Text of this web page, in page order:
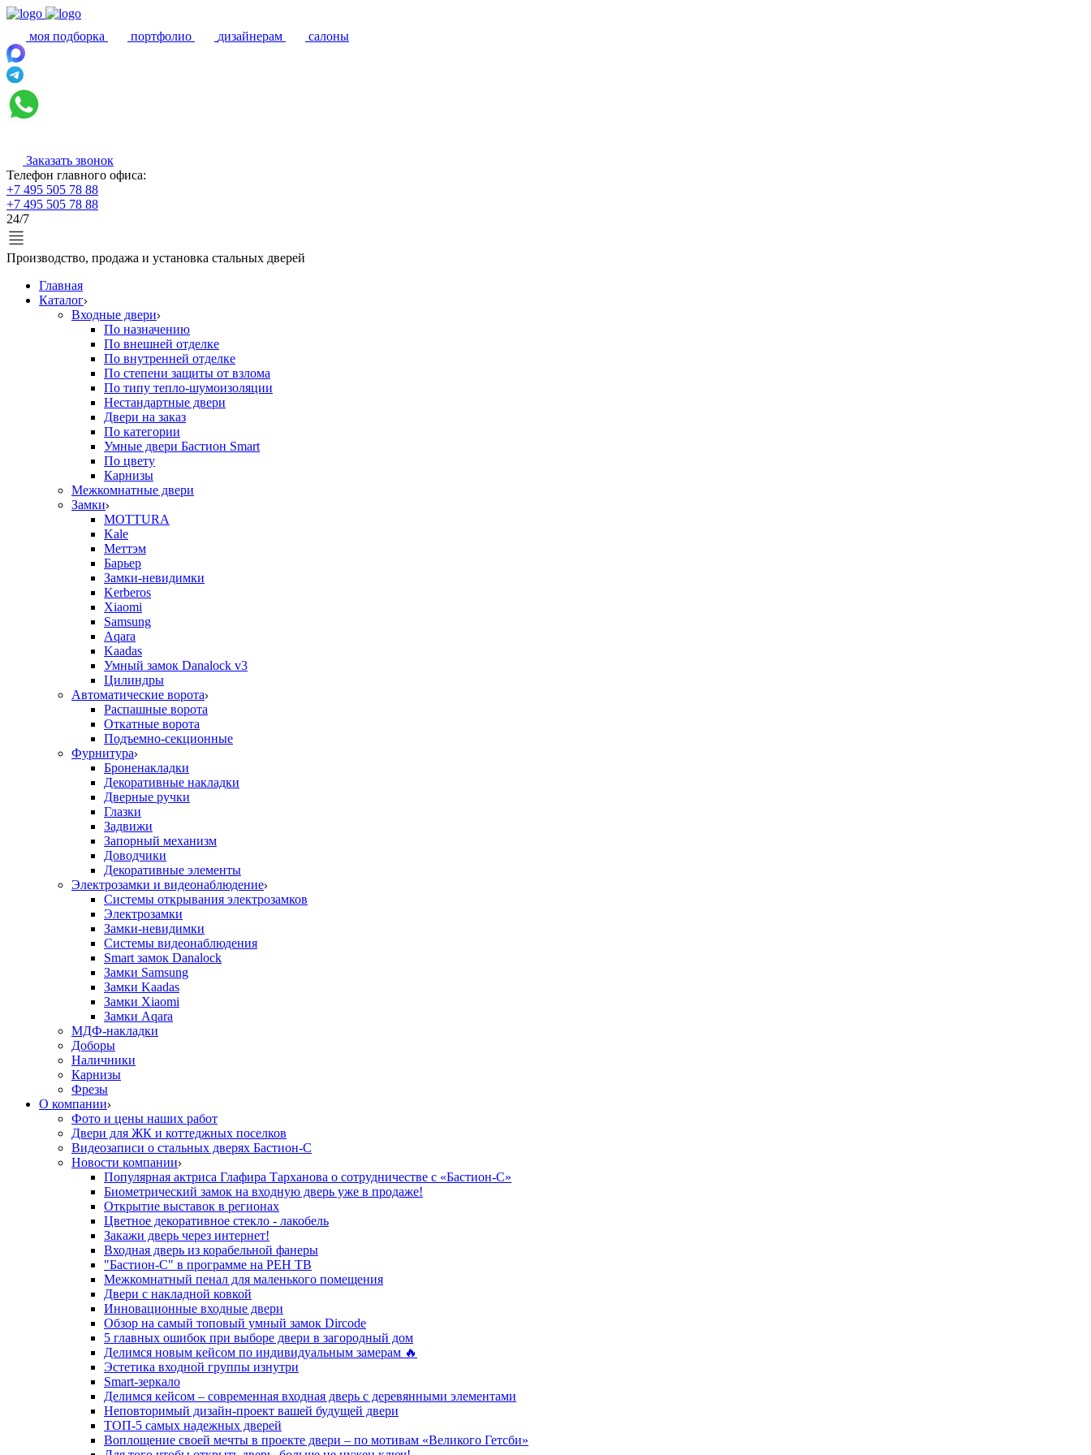
моя подборка портфолио дизайнерам салоны
Заказать звонок
Телефон главного офиса:
+7 495 505 78 88
+7 495 505 78 88
24/7
Производство, продажа и установка стальных дверей
Главная
Каталог
Входные двери
По назначению
По внешней отделке
По внутренней отделке
По степени защиты от взлома
По типу тепло-шумоизоляции
Нестандартные двери
Двери на заказ
По категории
Умные двери Бастион Smart
По цвету
Карнизы
Межкомнатные двери
Замки
MOTTURA
Kale
Меттэм
Барьер
Замки-невидимки
Kerberos
Xiaomi
Samsung
Aqara
Kaadas
Умный замок Danalock v3
Цилиндры
Автоматические ворота
Распашные ворота
Откатные ворота
Подъемно-секционные
Фурнитура
Броненакладки
Декоративные накладки
Дверные ручки
Глазки
Задвижи
Запорный механизм
Доводчики
Декоративные элементы
Электрозамки и видеонаблюдение
Системы открывания электрозамков
Электрозамки
Замки-невидимки
Системы видеонаблюдения
Smart замок Danalock
Замки Samsung
Замки Kaadas
Замки Xiaomi
Замки Aqara
МДФ-накладки
Доборы
Наличники
Карнизы
Фрезы
О компании
Фото и цены наших работ
Двери для ЖК и коттеджных поселков
Видеозаписи о стальных дверях Бастион-С
Новости компании
Популярная актриса Глафира Тарханова о сотрудничестве с «Бастион-С»
Биометрический замок на входную дверь уже в продаже!
Открытие выставок в регионах
Цветное декоративное стекло - лакобель
Закажи дверь через интернет!
Входная дверь из корабельной фанеры
"Бастион-С" в программе на РЕН ТВ
Межкомнатный пенал для маленького помещения
Двери с накладной ковкой
Инновационные входные двери
Обзор на самый топовый умный замок Dircode
5 главных ошибок при выборе двери в загородный дом
Делимся новым кейсом по индивидуальным замерам 🔥
Эстетика входной группы изнутри
Smart-зеркало
Делимся кейсом – современная входная дверь с деревянными элементами
Неповторимый дизайн-проект вашей будущей двери
ТОП-5 самых надежных дверей
Воплощение своей мечты в проекте двери – по мотивам «Великого Гетсби»